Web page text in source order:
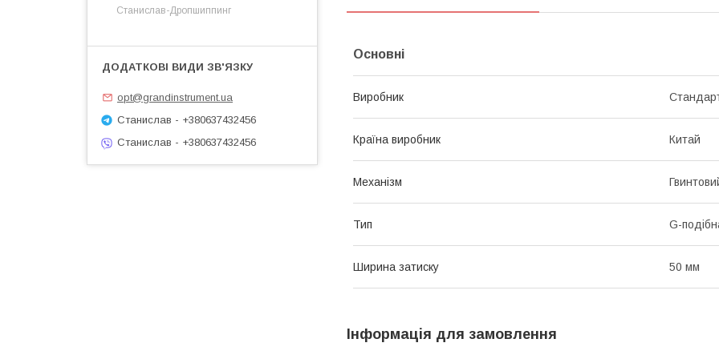
Основні
Виробник
Країна виробник Китай
Механізм
Тип G-
Ширина затиску 50 мм
Інформація для замовлення
Станислав-Дропшиппинг
opt@grandinstrument.ua
Станислав - +380637432456
Станислав - +380637432456